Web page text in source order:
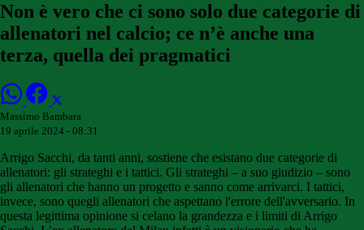
Non è vero che ci sono solo due categorie di
allenatori nel calcio; ce n’è anche una
terza, quella dei pragmatici
Massimo Bambara
19 aprile 2024 - 08:31
Arrigo Sacchi, da tanti anni, sostiene che esistano due categorie di
allenatori: gli strateghi e i tattici. Gli strateghi – a suo giudizio – sono
gli allenatori che hanno un progetto e sanno come arrivarci. I tattici,
invece, sono quegli allenatori che aspettano l'errore dell'avversario. In
questa legittima opinione si celano la grandezza e i limiti di Arrigo